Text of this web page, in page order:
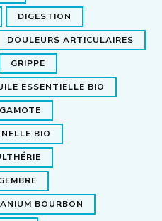
DIGESTION
DOULEURS ARTICULAIRES
GRIPPE
ESSENTIELLE BIO
BIO
BOURBON